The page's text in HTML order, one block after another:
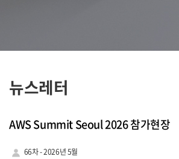
뉴스레터
AWS Summit Seoul 2026 참가현장
66차 - 2026년 5월